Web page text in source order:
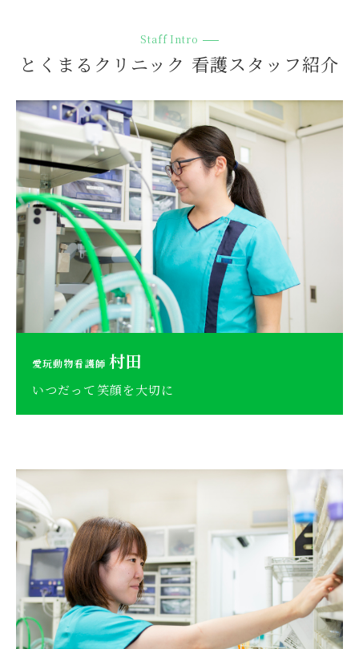
Staff Intro
とくまるクリニック 看護スタッフ紹介
愛玩動物看護師 村田
いつだって笑顔を大切に